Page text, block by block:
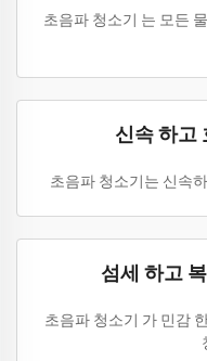
초음파 청소기 는 모든
신속 하고
초음파 청소기는 신속
섬세 하고
초음파 청소기 가 민감